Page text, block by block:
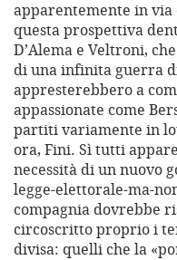
apparentemente in
questa prospettiva
D’Alema e Veltroni,
di una infinita guerra
appresterebbero a
appassionate come
partiti variamente in
ora, Fini. Sì tutti
necessità di un nuovo
legge-elettorale-ma-
compagnia dovrebbe
circoscritto proprio i
divisa: quelli che la